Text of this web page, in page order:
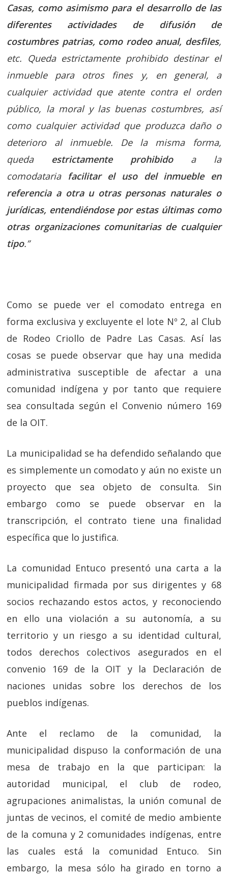
Casas, como asimismo para el desarrollo de las
diferentes actividades de difusión de
costumbres patrias, como rodeo anual, desfiles,
etc. Queda estrictamente prohibido destinar el
inmueble para otros fines y, en general, a
cualquier actividad que atente contra el orden
público, la moral y las buenas costumbres, así
como cualquier actividad que produzca daño o
deterioro al inmueble. De la misma forma,
queda
estrictamente prohibido
a la
comodataria
facilitar el uso del inmueble en
referencia a otra u otras personas naturales o
jurídicas, entendiéndose por estas últimas como
otras organizaciones comunitarias de cualquier
tipo.”
Como se puede ver el comodato entrega en
forma exclusiva y excluyente el lote Nº 2, al Club
de Rodeo Criollo de Padre Las Casas. Así las
cosas se puede observar que hay una medida
administrativa susceptible de afectar a una
comunidad indígena y por tanto que requiere
sea consultada según el Convenio número 169
de la OIT.
La municipalidad se ha defendido señalando que
es simplemente un comodato y aún no existe un
proyecto que sea objeto de consulta. Sin
embargo como se puede observar en la
transcripción, el contrato tiene una finalidad
específica que lo justifica.
La comunidad Entuco presentó una carta a la
municipalidad firmada por sus dirigentes y 68
socios rechazando estos actos, y reconociendo
en ello una violación a su autonomía, a su
territorio y un riesgo a su identidad cultural,
todos derechos colectivos asegurados en el
convenio 169 de la OIT y la Declaración de
naciones unidas sobre los derechos de los
pueblos indígenas.
Ante el reclamo de la comunidad, la
municipalidad dispuso la conformación de una
mesa de trabajo en la que participan: la
autoridad municipal, el club de rodeo,
agrupaciones animalistas, la unión comunal de
juntas de vecinos, el comité de medio ambiente
de la comuna y 2 comunidades indígenas, entre
las cuales está la comunidad Entuco. Sin
embargo, la mesa sólo ha girado en torno a